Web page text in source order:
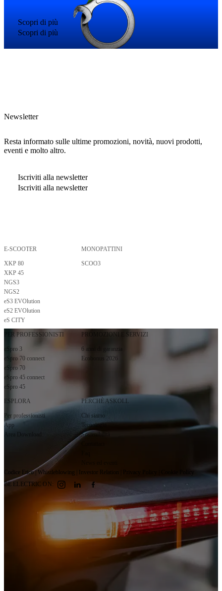
Scopri di più
Scopri di più
Newsletter
Resta informato sulle ultime promozioni, novità, nuovi prodotti,
eventi e molto altro.
Iscriviti alla newsletter
Iscriviti alla newsletter
Premendo invio, confermo di aver letto e compreso l'
Iscriviti alla newsletter
Iscriviti alla newsletter
E-SCOOTER
XKP 80
XKP 45
NGS3
NGS2
eS3 EVOlution
eS2 EVOlution
eS CITY
MONOPATTINI
SCOO3
PER PROFESSIONISTI
eSpro 3
eSpro 70 connect
eSpro 70
eSpro 45 connect
eSpro 45
PROMOZIONI E SERVIZI
6 anni di garanzia
Ecobonus 2026
ESPLORA
Per professionisti
App
Area Download
PERCHÈ ASKOLL
Chi siamo
Tecnologia
Sostenibilità
Codice Etico |Whistleblowing Investor Relation Privacy Policy
Cookie Policy
BE ELECTRIC ON: